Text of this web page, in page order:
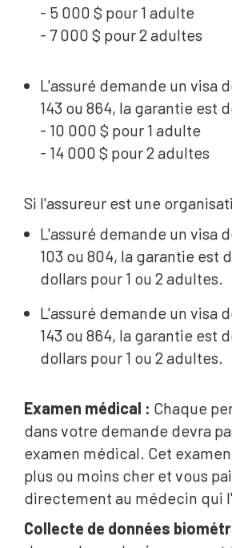
- 5 000 $ pour 1 adulte
- 7 000 $ pour 2 adultes
L'assuré demande un visa
143 ou 864, la garantie est
- 10 000 $ pour 1 adulte
- 14 000 $ pour 2 adultes
Si l'assureur est une
L'assuré demande un visa
103 ou 804, la garantie est
dollars pour 1 ou 2 adultes.
L'assuré demande un visa
143 ou 864, la garantie est
dollars pour 1 ou 2 adultes.
Examen médical : Chaque
dans votre demande devra
examen médical. Cet
plus ou moins cher et vous
directement au médecin qui
Collecte de données